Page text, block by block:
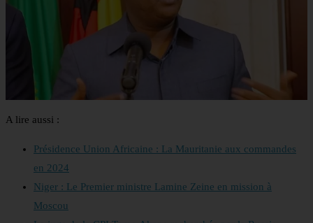
A lire aussi :
Présidence Union Africaine : La Mauritanie aux commandes
en 2024
Niger : Le Premier ministre Lamine Zeine en mission à
Moscou